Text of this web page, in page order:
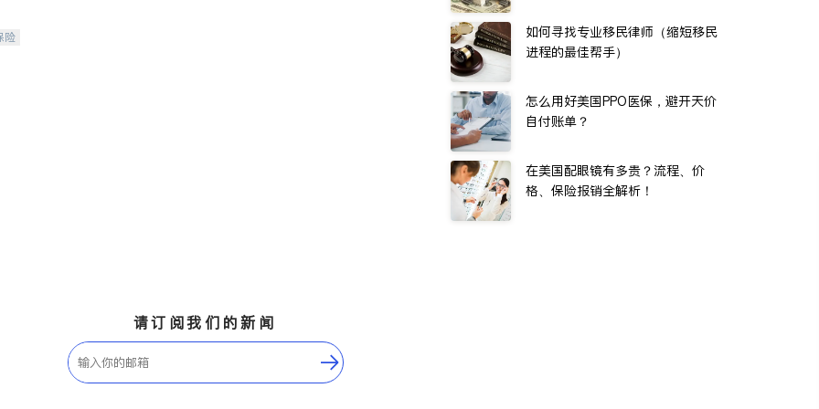
险
如何寻找专业移民律师（缩短移民
进程的最佳帮手）
怎么用好美国PPO医保，避开天价
自付账单？
在美国配眼镜有多贵？流程、价
格、保险报销全解析！
请订阅我们的新闻